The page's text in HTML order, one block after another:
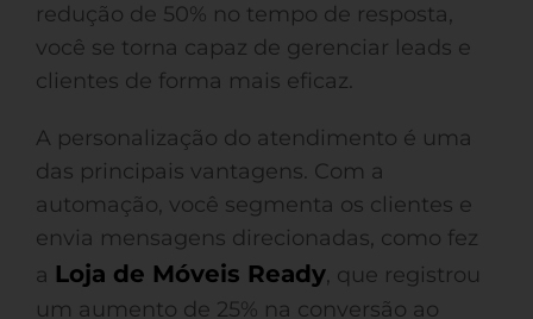
redução de 50% no tempo de resposta,
você se torna capaz de gerenciar leads e
clientes de forma mais eficaz.
A personalização do atendimento é uma
das principais vantagens. Com a
automação, você segmenta os clientes e
envia mensagens direcionadas, como fez
a Loja de Móveis Ready, que registrou
um aumento de 25% na conversão ao